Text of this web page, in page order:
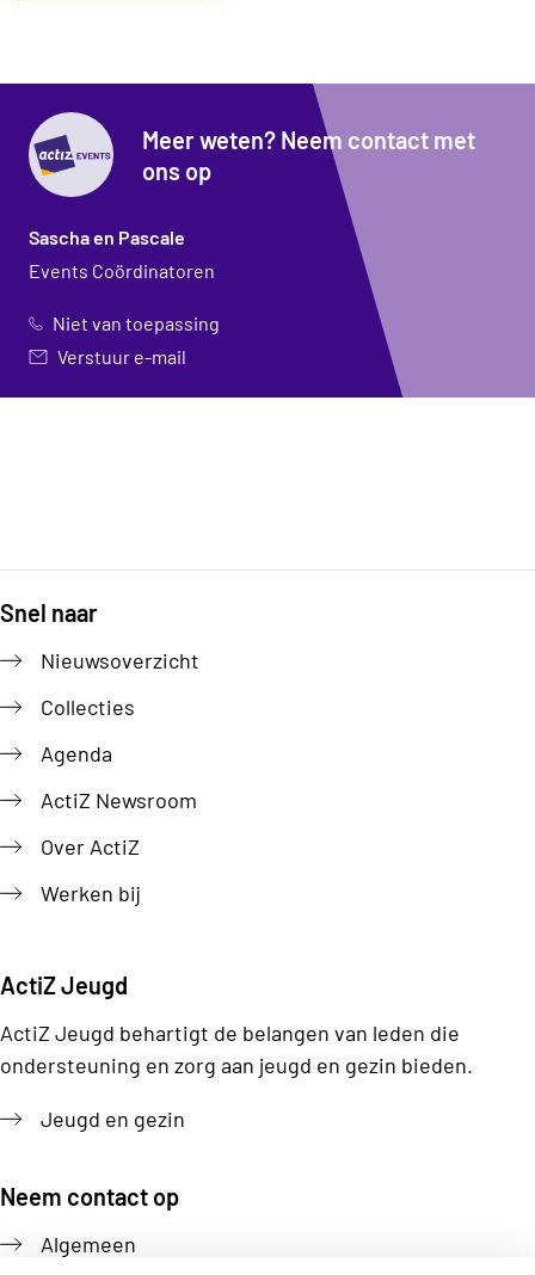
Meer weten? Neem contact met
ons op
Sascha en Pascale
Events Coördinatoren
Niet van toepassing
Verstuur e-mail
Snel naar
Nieuwsoverzicht
Collecties
Agenda
ActiZ Newsroom
Over ActiZ
Werken bij
ActiZ Jeugd
ActiZ Jeugd behartigt de belangen van leden die
ondersteuning en zorg aan jeugd en gezin bieden.
Jeugd en gezin
Neem contact op
Algemeen